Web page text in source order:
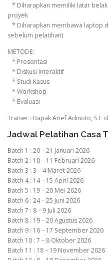
* Diharapkan memiliki latar
proyek
* Diharapkan membawa laptop
sebelum pelatihan)
METODE:
* Presentasi
* Diskusi Interaktif
* Studi Kasus
* Workshop
* Evaluasi
Trainer : Bapak Arief Adinoto, S.E
Jadwal Pelatihan Casa
Batch 1 : 20 – 21 Januari 2026
Batch 2 : 10 – 11 Februari 2026
Batch 3 : 3 – 4 Maret 2026
Batch 4 : 14 – 15 April 2026
Batch 5 : 19 – 20 Mei 2026
Batch 6 : 24 – 25 Juni 2026
Batch 7 : 8 – 9 Juli 2026
Batch 8 : 19 – 20 Agustus 2026
Batch 9 : 16 – 17 September 2026
Batch 10 : 7 – 8 Oktober 2026
Batch 11 : 18 – 19 November 2026